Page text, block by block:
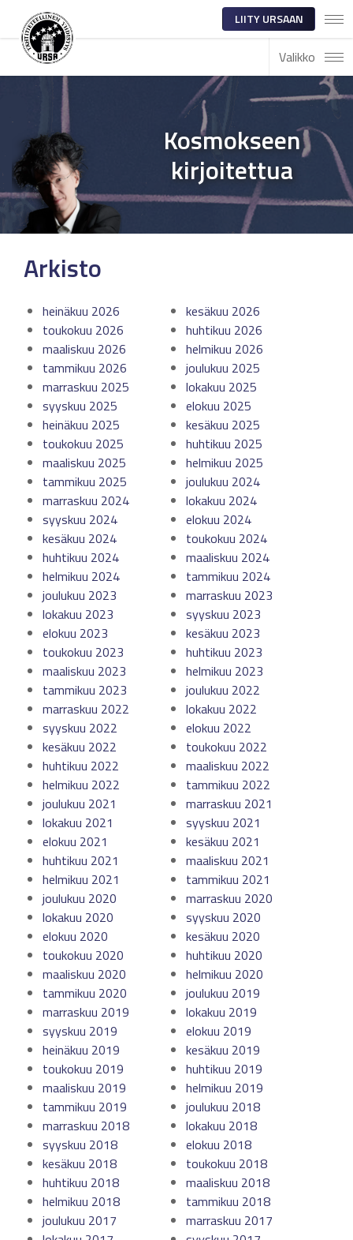
LIITY URSAAN
Valikko
Kosmokseen
kirjoitettua
Arkisto
heinäkuu 2026
kesäkuu 2026
toukokuu 2026
huhtikuu 2026
maaliskuu 2026
helmikuu 2026
tammikuu 2026
joulukuu 2025
marraskuu 2025
lokakuu 2025
syyskuu 2025
elokuu 2025
heinäkuu 2025
kesäkuu 2025
toukokuu 2025
huhtikuu 2025
maaliskuu 2025
helmikuu 2025
tammikuu 2025
joulukuu 2024
marraskuu 2024
lokakuu 2024
syyskuu 2024
elokuu 2024
kesäkuu 2024
toukokuu 2024
huhtikuu 2024
maaliskuu 2024
helmikuu 2024
tammikuu 2024
joulukuu 2023
marraskuu 2023
lokakuu 2023
syyskuu 2023
elokuu 2023
kesäkuu 2023
toukokuu 2023
huhtikuu 2023
maaliskuu 2023
helmikuu 2023
tammikuu 2023
joulukuu 2022
marraskuu 2022
lokakuu 2022
syyskuu 2022
elokuu 2022
kesäkuu 2022
toukokuu 2022
huhtikuu 2022
maaliskuu 2022
helmikuu 2022
tammikuu 2022
joulukuu 2021
marraskuu 2021
lokakuu 2021
syyskuu 2021
elokuu 2021
kesäkuu 2021
huhtikuu 2021
maaliskuu 2021
helmikuu 2021
tammikuu 2021
joulukuu 2020
marraskuu 2020
lokakuu 2020
syyskuu 2020
elokuu 2020
kesäkuu 2020
toukokuu 2020
huhtikuu 2020
maaliskuu 2020
helmikuu 2020
tammikuu 2020
joulukuu 2019
marraskuu 2019
lokakuu 2019
syyskuu 2019
elokuu 2019
heinäkuu 2019
kesäkuu 2019
toukokuu 2019
huhtikuu 2019
maaliskuu 2019
helmikuu 2019
tammikuu 2019
joulukuu 2018
marraskuu 2018
lokakuu 2018
syyskuu 2018
elokuu 2018
kesäkuu 2018
toukokuu 2018
huhtikuu 2018
maaliskuu 2018
helmikuu 2018
tammikuu 2018
joulukuu 2017
marraskuu 2017